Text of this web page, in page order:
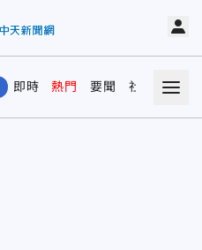
即時 熱門 要聞 社會 娛樂